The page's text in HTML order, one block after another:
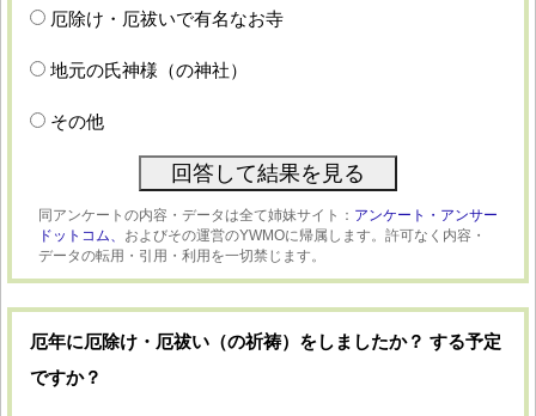
厄除け・厄祓いで有名なお寺
地元の氏神様（の神社）
その他
同アンケートの内容・データは全て姉妹サイト： アンケート・アンサー
ドットコム、 およびその運営のYWMOに帰属します。許可なく内容・
データの転用・引用・利用を一切禁じます。
厄年に厄除け・厄祓い（の祈祷）をしましたか？ する予定
ですか？